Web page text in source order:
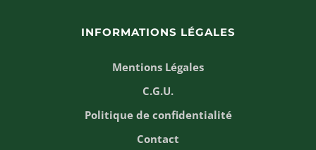
INFORMATIONS LÉGALES
Mentions Légales
C.G.U.
Politique de confidentialité
Contact